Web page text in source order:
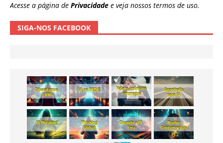
Acesse a página de Privacidade e veja nossos termos de uso.
SIGA-NOS FACEBOOK